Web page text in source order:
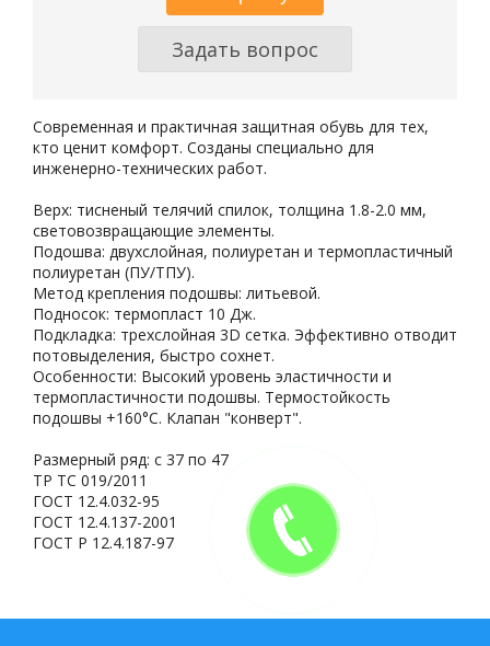
Задать вопрос
Современная и практичная защитная обувь для тех,
кто ценит комфорт. Созданы специально для
инженерно-технических работ.
Верх: тисненый телячий спилок, толщина 1.8-2.0 мм,
световозвращающие элементы.
Подошва: двухслойная, полиуретан и термопластичный
полиуретан (ПУ/ТПУ).
Метод крепления подошвы: литьевой.
Подносок: термопласт 10 Дж.
Подкладка: трехслойная 3D сетка. Эффективно отводит
потовыделения, быстро сохнет.
Особенности: Высокий уровень эластичности и
термопластичности подошвы. Термостойкость
подошвы +160°С. Клапан "конверт".
Размерный ряд: с 37 по 47
ТР ТС 019/2011
ГОСТ 12.4.032-95
ГОСТ 12.4.137-2001
ГОСТ Р 12.4.187-97